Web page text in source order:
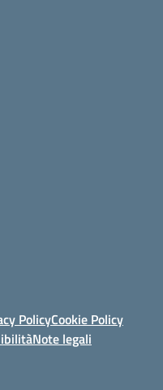
PolicyCookie Policy
Note legali